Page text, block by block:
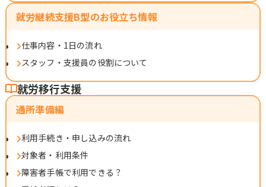
就労継続支援B型のお役立ち情報
仕事内容・1日の流れ
スタッフ・支援員の役割について
就労移行支援
通所準備編
利用手続き・申し込みの流れ
対象者・利用条件
障害者手帳で利用できる？